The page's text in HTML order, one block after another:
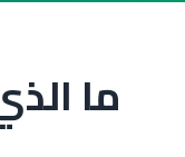
ما